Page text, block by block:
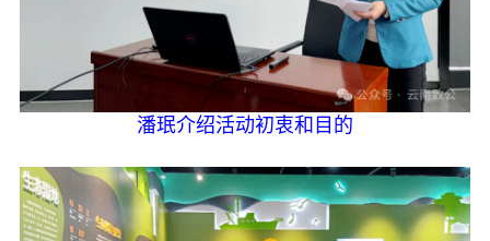
潘珉介绍活动初衷和目的